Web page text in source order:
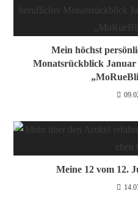
Mein höchst
Monatsrückblick Januar
Meine 12 vom 12.